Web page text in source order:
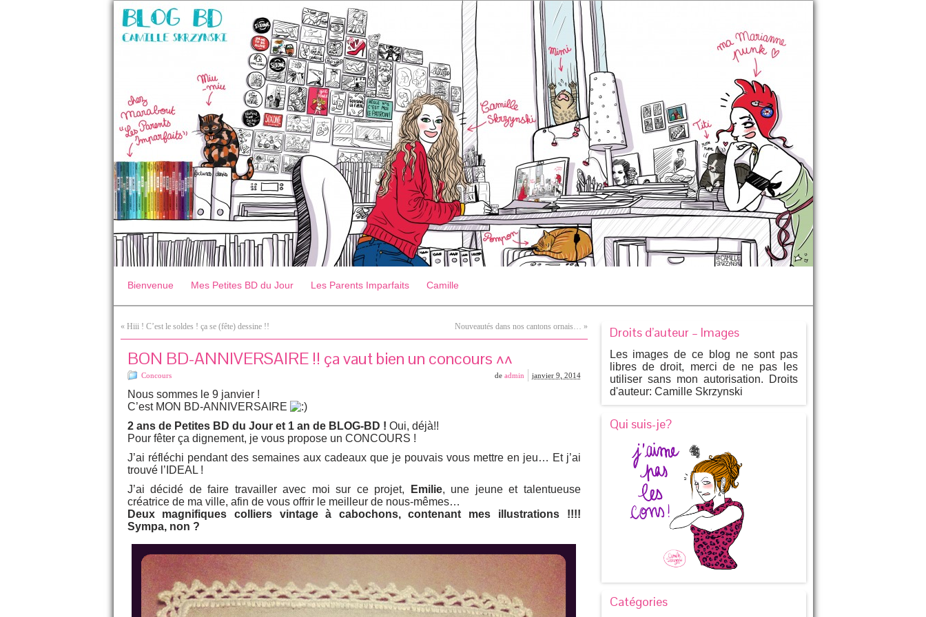
Bienvenue Mes Petites BD du Jour Les Parents Imparfaits Camille
« Hiii ! C’est le soldes ! ça se (fête) dessine !! Nouveautés dans nos cantons ornais… »
BON BD-ANNIVERSAIRE !! ça vaut bien un concours ^^
Concours janvier 9, 2014
de admin
Nous sommes le 9 janvier !
C’est MON BD-ANNIVERSAIRE
2 ans de Petites BD du Jour et 1 an de BLOG-BD ! Oui, déjà!!
Pour fêter ça dignement, je vous propose un CONCOURS !
J’ai réfléchi pendant des semaines aux cadeaux que je pouvais vous mettre en jeu… Et j’ai
trouvé l’IDEAL !
J’ai décidé de faire travailler avec moi sur ce projet,
Emilie, une jeune et talentueuse
créatrice de ma ville, afin de vous offrir le meilleur de nous-mêmes…
Deux magnifiques colliers vintage à cabochons, contenant mes illustrations !!!!
Sympa, non ?
Droits d’auteur – Images
Les images de ce blog ne sont pas
libres de droit, merci de ne pas les
utiliser sans mon autorisation. Droits
d'auteur: Camille Skrzynski
Qui suis-je?
Catégories